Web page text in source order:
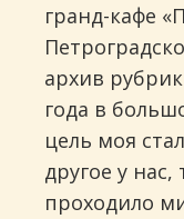
гранд-кафе
архив
года в
цель моя
другое у
проходило